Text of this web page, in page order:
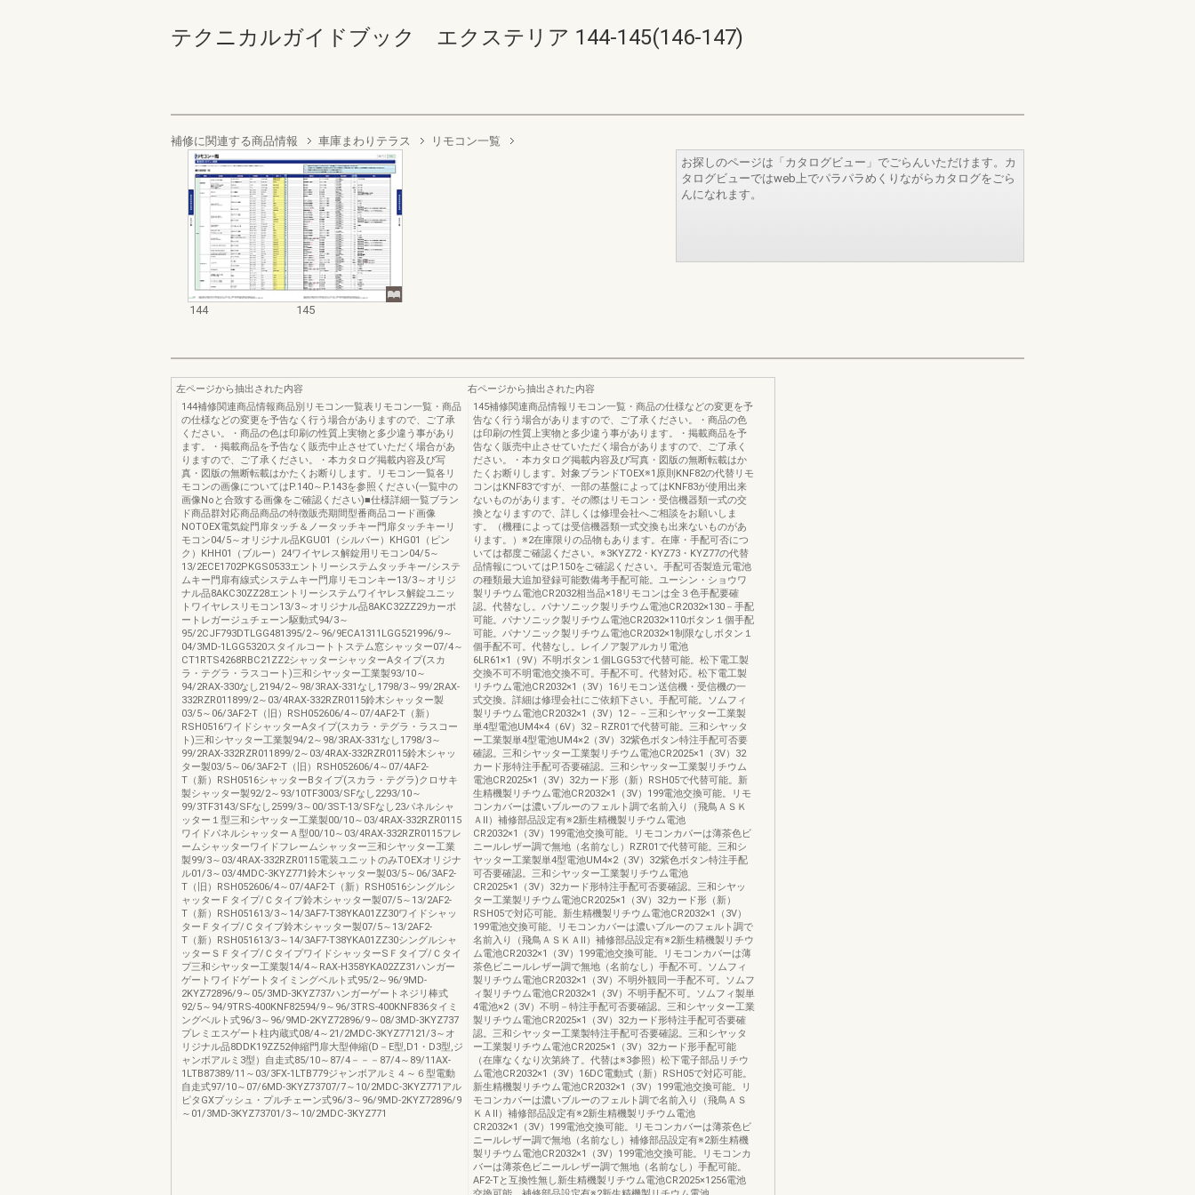
テクニカルガイドブック エクステリア 144-145(146-147)
補修に関連する商品情報 車庫まわりテラス リモコン一覧
144 145
お探しのページは「カタログビュー」でごらんいただけます。カ
タログビューではweb上でパラパラめくりながらカタログをごら
んになれます。
左ページから抽出された内容
144補修関連商品情報商品別リモコン一覧表リモコン一覧・商品
の仕様などの変更を予告なく行う場合がありますので、ご了承
ください。・商品の色は印刷の性質上実物と多少違う事があり
ます。・掲載商品を予告なく販売中止させていただく場合があ
りますので、ご了承ください。・本カタログ掲載内容及び写
真・図版の無断転載はかたくお断りします。リモコン一覧各リ
モコンの画像についてはP.140～P.143を参照ください(一覧中の
画像Noと合致する画像をご確認ください)■仕様詳細一覧ブラン
ド商品群対応商品商品の特徴販売期間型番商品コード画像
NOTOEX電気錠門扉タッチ＆ノータッチキー門扉タッチキーリ
モコン04/5～オリジナル品KGU01（シルバー）KHG01（ピン
ク）KHH01（ブルー）24ワイヤレス解錠用リモコン04/5～
13/2ECE1702PKGS0533エントリーシステムタッチキー/システ
ムキー門扉有線式システムキー門扉リモコンキー13/3～オリジ
ナル品8AKC30ZZ28エントリーシステムワイヤレス解錠ユニッ
トワイヤレスリモコン13/3～オリジナル品8AKC32ZZ29カーポ
ートレガージュチェーン駆動式94/3～
95/2CJF793DTLGG481395/2～96/9ECA1311LGG521996/9～
04/3MD-1LGG5320スタイルコートトステム窓シャッター07/4～
CT1RTS4268RBC21ZZ2シャッターシャッターAタイプ(スカ
ラ・テグラ・ラスコート)三和シヤッター工業製93/10～
94/2RAX-330なし2194/2～98/3RAX-331なし1798/3～99/2RAX-
332RZR011899/2～03/4RAX-332RZR0115鈴木シャッター製
03/5～06/3AF2-T（旧）RSH052606/4～07/4AF2-T（新）
RSH0516ワイドシャッターAタイプ(スカラ・テグラ・ラスコー
ト)三和シヤッター工業製94/2～98/3RAX-331なし1798/3～
99/2RAX-332RZR011899/2～03/4RAX-332RZR0115鈴木シャッ
ター製03/5～06/3AF2-T（旧）RSH052606/4～07/4AF2-
T（新）RSH0516シャッターBタイプ(スカラ・テグラ)クロサキ
製シャッター製92/2～93/10TF3003/SFなし2293/10～
99/3TF3143/SFなし2599/3～00/3ST-13/SFなし23パネルシャ
ッター１型三和シヤッター工業製00/10～03/4RAX-332RZR0115
ワイドパネルシャッターＡ型00/10～03/4RAX-332RZR0115フレ
ームシャッターワイドフレームシャッター三和シヤッター工業
製99/3～03/4RAX-332RZR0115電装ユニットのみTOEXオリジナ
ル01/3～03/4MDC-3KYZ771鈴木シャッター製03/5～06/3AF2-
T（旧）RSH052606/4～07/4AF2-T（新）RSH0516シングルシ
ャッターＦタイプ/Ｃタイプ鈴木シャッター製07/5～13/2AF2-
T（新）RSH051613/3～14/3AF7-T38YKA01ZZ30ワイドシャッ
ターＦタイプ/Ｃタイプ鈴木シャッター製07/5～13/2AF2-
T（新）RSH051613/3～14/3AF7-T38YKA01ZZ30シングルシャ
ッターＳＦタイプ/ＣタイプワイドシャッターSＦタイプ/Ｃタイ
プ三和シヤッター工業製14/4～RAX-H358YKA02ZZ31ハンガー
ゲートワイドゲートタイミングベルト式95/2～96/9MD-
2KYZ72896/9～05/3MD-3KYZ737ハンガーゲートネジリ棒式
92/5～94/9TRS-400KNF82594/9～96/3TRS-400KNF836タイミ
ングベルト式96/3～96/9MD-2KYZ72896/9～08/3MD-3KYZ737
プレミエスゲート柱内蔵式08/4～21/2MDC-3KYZ77121/3～オ
リジナル品8DDK19ZZ52伸縮門扉大型伸縮(D－E型,D1・D3型,ジ
ャンボアルミ3型）自走式85/10～87/4－－－87/4～89/11AX-
1LTB87389/11～03/3FX-1LTB779ジャンボアルミ４～６型電動
自走式97/10～07/6MD-3KYZ73707/7～10/2MDC-3KYZ771アル
ピタGXプッシュ・プルチェーン式96/3～96/9MD-2KYZ72896/9
～01/3MD-3KYZ73701/3～10/2MDC-3KYZ771
右ページから抽出された内容
145補修関連商品情報リモコン一覧・商品の仕様などの変更を予
告なく行う場合がありますので、ご了承ください。・商品の色
は印刷の性質上実物と多少違う事があります。・掲載商品を予
告なく販売中止させていただく場合がありますので、ご了承く
ださい。・本カタログ掲載内容及び写真・図版の無断転載はか
たくお断りします。対象ブランドTOEX※1原則KNF82の代替リモ
コンはKNF83ですが、一部の基盤によってはKNF83が使用出来
ないものがあります。その際はリモコン・受信機器類一式の交
換となりますので、詳しくは修理会社へご相談をお願いしま
す。（機種によっては受信機器類一式交換も出来ないものがあ
ります。）※2在庫限りの品物もあります。在庫・手配可否につ
いては都度ご確認ください。※3KYZ72・KYZ73・KYZ77の代替
品情報についてはP.150をご確認ください。手配可否製造元電池
の種類最大追加登録可能数備考手配可能。ユーシン・ショウワ
製リチウム電池CR2032相当品×18リモコンは全３色手配要確
認。代替なし。パナソニック製リチウム電池CR2032×130－手配
可能。パナソニック製リチウム電池CR2032×110ボタン１個手配
可能。パナソニック製リチウム電池CR2032×1制限なしボタン１
個手配不可。代替なし。レイノア製アルカリ電池
6LR61×1（9V）不明ボタン１個LGG53で代替可能。松下電工製
交換不可不明電池交換不可。手配不可。代替対応。松下電工製
リチウム電池CR2032×1（3V）16リモコン送信機・受信機の一
式交換。詳細は修理会社にご依頼下さい。手配可能。ソムフィ
製リチウム電池CR2032×1（3V）12－－三和シヤッター工業製
単4型電池UM4×4（6V）32－RZR01で代替可能。三和シヤッタ
ー工業製単4型電池UM4×2（3V）32紫色ボタン特注手配可否要
確認。三和シヤッター工業製リチウム電池CR2025×1（3V）32
カード形特注手配可否要確認。三和シヤッター工業製リチウム
電池CR2025×1（3V）32カード形（新）RSH05で代替可能。新
生精機製リチウム電池CR2032×1（3V）199電池交換可能。リモ
コンカバーは濃いブルーのフェルト調で名前入り（飛鳥ＡＳＫ
ＡⅡ）補修部品設定有※2新生精機製リチウム電池
CR2032×1（3V）199電池交換可能。リモコンカバーは薄茶色ビ
ニールレザー調で無地（名前なし）RZR01で代替可能。三和シ
ヤッター工業製単4型電池UM4×2（3V）32紫色ボタン特注手配
可否要確認。三和シヤッター工業製リチウム電池
CR2025×1（3V）32カード形特注手配可否要確認。三和シヤッ
ター工業製リチウム電池CR2025×1（3V）32カード形（新）
RSH05で対応可能。新生精機製リチウム電池CR2032×1（3V）
199電池交換可能。リモコンカバーは濃いブルーのフェルト調で
名前入り（飛鳥ＡＳＫＡⅡ）補修部品設定有※2新生精機製リチウ
ム電池CR2032×1（3V）199電池交換可能。リモコンカバーは薄
茶色ビニールレザー調で無地（名前なし）手配不可。ソムフィ
製リチウム電池CR2032×1（3V）不明外観同一手配不可。ソムフ
ィ製リチウム電池CR2032×1（3V）不明手配不可。ソムフィ製単
4電池×2（3V）不明－特注手配可否要確認。三和シヤッター工業
製リチウム電池CR2025×1（3V）32カード形特注手配可否要確
認。三和シヤッター工業製特注手配可否要確認。三和シヤッタ
ー工業製リチウム電池CR2025×1（3V）32カード形手配可能
（在庫なくなり次第終了。代替は※3参照）松下電子部品リチウ
ム電池CR2032×1（3V）16DC電動式（新）RSH05で対応可能。
新生精機製リチウム電池CR2032×1（3V）199電池交換可能。リ
モコンカバーは濃いブルーのフェルト調で名前入り（飛鳥ＡＳ
ＫＡⅡ）補修部品設定有※2新生精機製リチウム電池
CR2032×1（3V）199電池交換可能。リモコンカバーは薄茶色ビ
ニールレザー調で無地（名前なし）補修部品設定有※2新生精機
製リチウム電池CR2032×1（3V）199電池交換可能。リモコンカ
バーは薄茶色ビニールレザー調で無地（名前なし）手配可能。
AF2-Tと互換性無し新生精機製リチウム電池CR2025×1256電池